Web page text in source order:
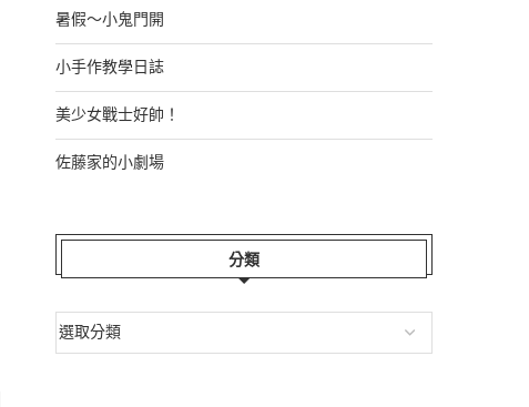
暑假～小鬼門開
小手作教學日誌
美少女戰士好帥！
佐藤家的小劇場
分類